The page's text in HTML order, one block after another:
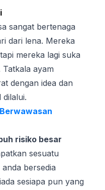
sangat bertenaga
dari lena. Mereka
mereka lagi suka
ayam
dengan idea dan
risiko besar
sesuatu
bersedia
sesiapa pun yang